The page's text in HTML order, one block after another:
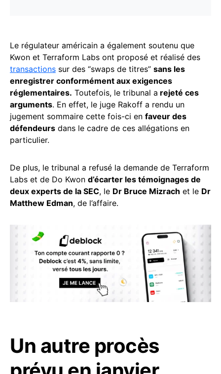
Le régulateur américain a également soutenu que
Kwon et Terraform Labs ont proposé et réalisé des
transactions sur des “swaps de titres” sans les
enregistrer conformément aux exigences
réglementaires. Toutefois, le tribunal a rejeté ces
arguments. En effet, le juge Rakoff a rendu un
jugement sommaire cette fois-ci en faveur des
défendeurs dans le cadre de ces allégations en
particulier.
De plus, le tribunal a refusé la demande de Terraform
Labs et de Do Kwon d’écarter les témoignages de
deux experts de la SEC, le Dr Bruce Mizrach et le Dr
Matthew Edman, de l’affaire.
Un autre procès